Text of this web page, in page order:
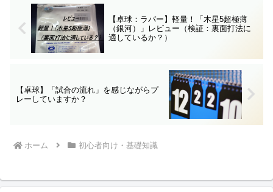
【卓球：ラバー】軽量！「木星5超極薄
（銀河）」レビュー（検証：裏面打法に
適しているか？）
【卓球】「試合の流れ」を感じながらプ
レーしていますか？
ホーム 初心者向け・基礎知識